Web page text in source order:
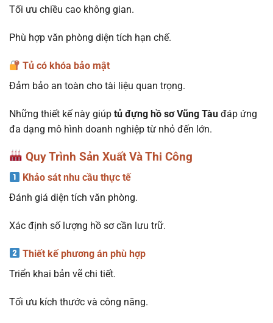
Tối ưu chiều cao không gian.
Phù hợp văn phòng diện tích hạn chế.
Tủ có khóa bảo mật
Đảm bảo an toàn cho tài liệu quan trọng.
Những thiết kế này giúp tủ đựng hồ sơ Vũng Tàu đáp ứng
đa dạng mô hình doanh nghiệp từ nhỏ đến lớn.
Quy Trình Sản Xuất Và Thi Công
Khảo sát nhu cầu thực tế
Đánh giá diện tích văn phòng.
Xác định số lượng hồ sơ cần lưu trữ.
Thiết kế phương án phù hợp
Triển khai bản vẽ chi tiết.
Tối ưu kích thước và công năng.